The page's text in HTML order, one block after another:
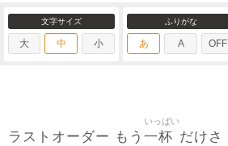
文字サイズ
大 中 小
ふりがな
あ A OFF
ラストオーダー もう 一杯
いっぱい
だけさ